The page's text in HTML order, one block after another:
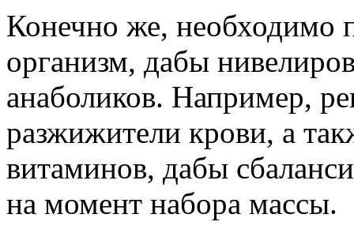
Конечно же, необходимо
организм, дабы
анаболиков. Например,
разжижители крови, а
витаминов, дабы
на момент набора массы.